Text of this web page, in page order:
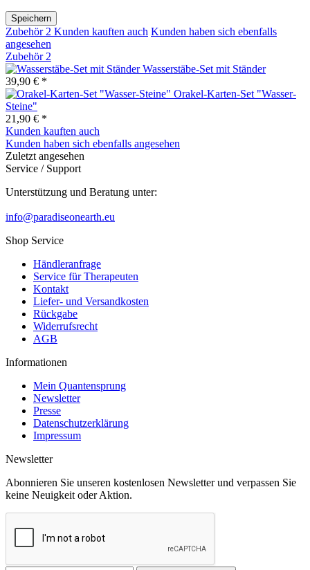
Speichern
Zubehör 2 Kunden kauften auch Kunden haben sich ebenfalls
angesehen
Zubehör 2
Wasserstäbe-Set mit Ständer
39,90 € *
Orakel-Karten-Set "Wasser-
Steine"
21,90 € *
Kunden kauften auch
Kunden haben sich ebenfalls angesehen
Zuletzt angesehen
Service / Support
Unterstützung und Beratung unter:
info@paradiseonearth.eu
Shop Service
Händleranfrage
Service für Therapeuten
Kontakt
Liefer- und Versandkosten
Rückgabe
Widerrufsrecht
AGB
Informationen
Mein Quantensprung
Newsletter
Presse
Datenschutzerklärung
Impressum
Newsletter
Abonnieren Sie unseren kostenlosen Newsletter und verpassen Sie
keine Neuigkeit oder Aktion.